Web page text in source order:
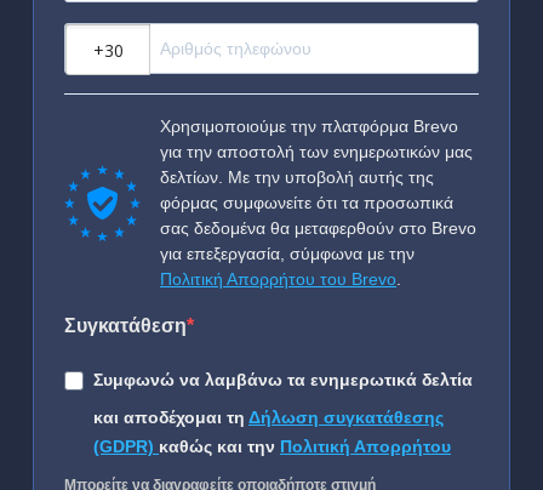
Χρησιμοποιούμε την πλατφόρμα Brevo
για την αποστολή των ενημερωτικών μας
δελτίων. Με την υποβολή αυτής της
φόρμας συμφωνείτε ότι τα προσωπικά
σας δεδομένα θα μεταφερθούν στο Brevo
για επεξεργασία, σύμφωνα με την
Πολιτική Απορρήτου του Brevo
Συγκατάθεση
Συμφωνώ να λαμβάνω τα ενημερωτικά δελτία
και αποδέχομαι τη Δήλωση συγκατάθεσης
(GDPR) καθώς και την Πολιτική Απορρήτου
Μπορείτε να διαγραφείτε οποιαδήποτε στιγμή